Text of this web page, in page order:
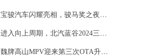
宝骏汽车闪耀亮相，骏马奖之夜谱写文学新篇章
进入向上周期，北汽蓝谷2024三季度营收、销量齐增长
魏牌高山MPV迎来第三次OTA升级，更智能舒适便捷